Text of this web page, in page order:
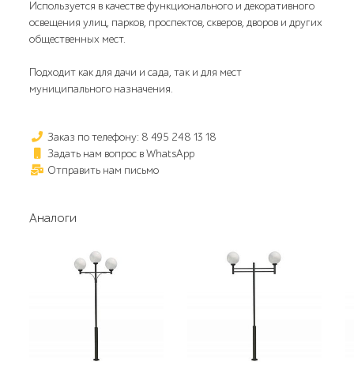
Используется в качестве функционального и декоративного
освещения улиц, парков, проспектов, скверов, дворов и других
общественных мест.
Подходит как для дачи и сада, так и для мест
муниципального назначения.
Заказ по телефону: 8 495 248 13 18
Задать нам вопрос в WhatsApp
Отправить нам письмо
Аналоги